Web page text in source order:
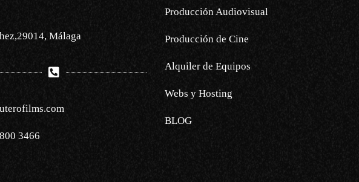
Málaga
3466
Producción Audiovisual
Producción de Cine
Alquiler de Equipos
Webs y Hosting
BLOG